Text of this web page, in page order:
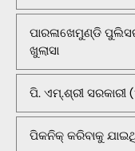
ପାରଳାଖେମୁଣ୍ଡି
ଖୁଲାସା
ପି. ଏମ୍.ଶ୍ରୀ ସରକାରୀ
ପିକନିକ୍‌ କରିବାକୁ